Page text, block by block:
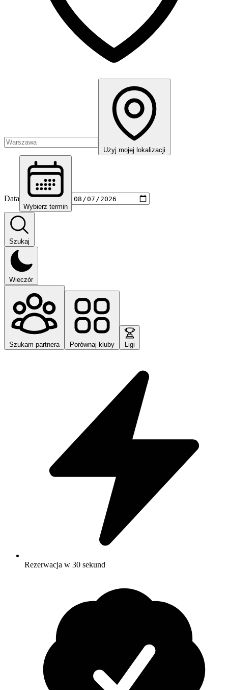
Użyj mojej lokalizacji
Data
Wybierz termin
Szukaj
Wieczór
Szukam partnera Porównaj kluby Ligi
Rezerwacja w 30 sekund